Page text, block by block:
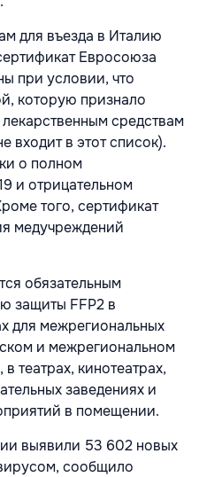
для въезда в Италию
Евросоюза
при условии, что
которую признало
средствам
входит в этот список).
о полном
и отрицательном
того, сертификат
медучреждений
обязательным
защиты FFP2 в
для межрегиональных
и межрегиональном
театрах, кинотеатрах,
заведениях и
в помещении.
выявили 53 602 новых
сообщило